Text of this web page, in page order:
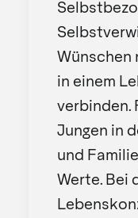
Wünschen
in einem
verbinden.
Jungen in
und
Werte. Bei